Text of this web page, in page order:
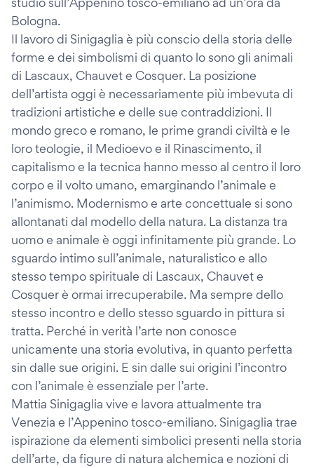
Bologna.
Il lavoro di Sinigaglia è più conscio della storia delle
forme e dei simbolismi di quanto lo sono gli animali
di Lascaux, Chauvet e Cosquer. La posizione
dell’artista oggi è necessariamente più imbevuta di
tradizioni artistiche e delle sue contraddizioni. Il
mondo greco e romano, le prime grandi civiltà e le
loro teologie, il Medioevo e il Rinascimento, il
capitalismo e la tecnica hanno messo al centro il loro
corpo e il volto umano, emarginando l’animale e
l’animismo. Modernismo e arte concettuale si sono
allontanati dal modello della natura. La distanza tra
uomo e animale è oggi infinitamente più grande. Lo
sguardo intimo sull’animale, naturalistico e allo
stesso tempo spirituale di Lascaux, Chauvet e
Cosquer è ormai irrecuperabile. Ma sempre dello
stesso incontro e dello stesso sguardo in pittura si
tratta. Perché in verità l’arte non conosce
unicamente una storia evolutiva, in quanto perfetta
sin dalle sue origini. E sin dalle sui origini l’incontro
con l’animale è essenziale per l’arte.
Mattia Sinigaglia vive e lavora attualmente tra
Venezia e l’Appenino tosco-emiliano. Sinigaglia trae
ispirazione da elementi simbolici presenti nella storia
dell’arte, da figure di natura alchemica e nozioni di